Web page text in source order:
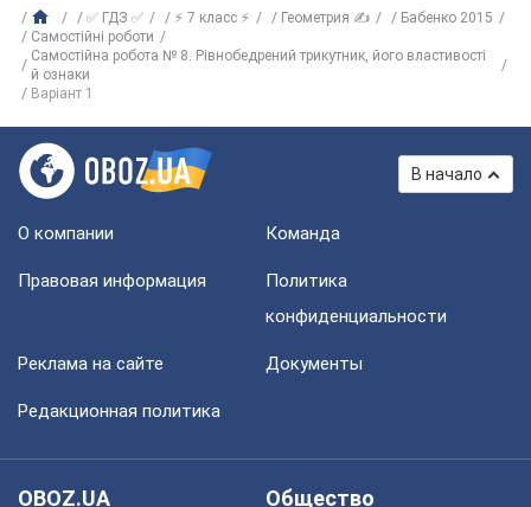
✅ ГДЗ ✅ ⚡ 7 класс ⚡ Геометрия ✍
Бабенко 2015
Самостійні роботи
Самостійна робота № 8. Рівнобедрений трикутник, його властивості
й ознаки
Варіант 1
В начало
О компании Команда
Правовая информация
Политика
конфиденциальности
Реклама на сайте Документы
Редакционная политика
OBOZ.UA
Общество